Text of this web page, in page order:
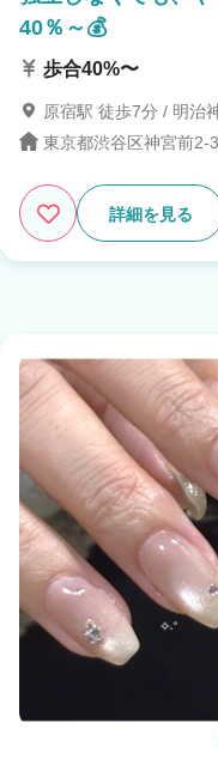
40％～💰
歩合40%〜
原宿駅 徒歩7分 / 明治
東京都渋谷区神宮前2-
詳細を見る